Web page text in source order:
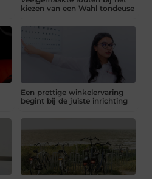
kiezen van een Wahl tondeuse
Een prettige winkelervaring
begint bij de juiste inrichting